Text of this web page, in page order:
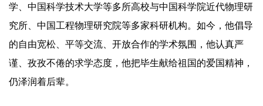
学、中国科学技术大学等多所高校与中国科学院近代物理研
究所、中国工程物理研究院等多家科研机构。如今，他倡导
的自由宽松、平等交流、开放合作的学术氛围，他认真严
谨、孜孜不倦的求学态度，他把毕生献给祖国的爱国精神，
仍泽润着后辈。